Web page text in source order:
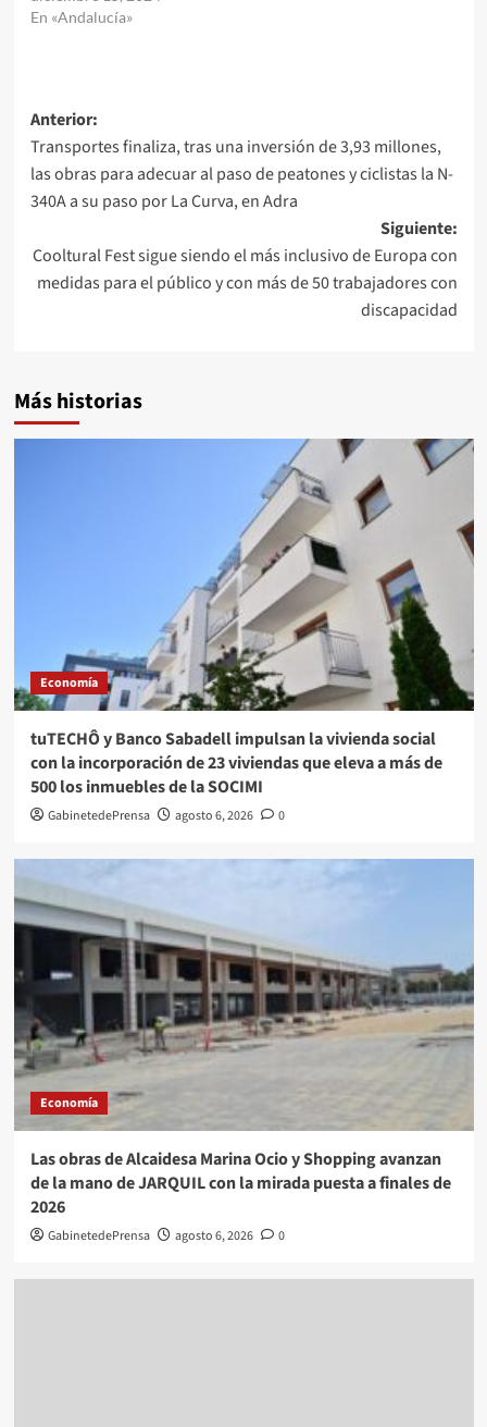
En «Andalucía»
Navegación
de
entradas
Anterior:
Transportes finaliza, tras una inversión de 3,93 millones,
las obras para adecuar al paso de peatones y ciclistas la N-
340A a su paso por La Curva, en Adra
Siguiente:
Cooltural Fest sigue siendo el más inclusivo de Europa con
medidas para el público y con más de 50 trabajadores con
discapacidad
Más historias
Economía
tuTECHÔ y Banco Sabadell impulsan la vivienda social
con la incorporación de 23 viviendas que eleva a más de
500 los inmuebles de la SOCIMI
GabinetedePrensa agosto 6, 2026 0
Economía
Las obras de Alcaidesa Marina Ocio y Shopping avanzan
de la mano de JARQUIL con la mirada puesta a finales de
2026
GabinetedePrensa agosto 6, 2026 0